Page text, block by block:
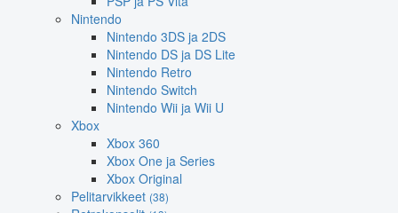
Nintendo
Nintendo 3DS ja 2DS
Nintendo DS ja DS Lite
Nintendo Retro
Nintendo Switch
Nintendo Wii ja Wii U
Xbox
Xbox 360
Xbox One ja Series
Xbox Original
Pelitarvikkeet (38)